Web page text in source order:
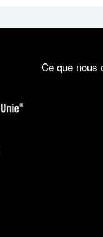
Ce que nous